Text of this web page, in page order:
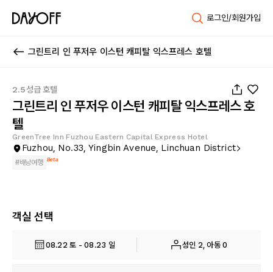
로그인/회원가입
그린트리 인 푸저우 이스턴 캐피탈 익스프레스 호텔
2.5성급 호텔
그린트리 인 푸저우 이스턴 캐피탈 익스프레스 호
텔
GreenTree Inn Fuzhou Eastern Capital Express Hotel
Fuzhou, No.33, Yingbin Avenue, Linchuan District
#배낭여행 Beta
객실 선택
08.22 토 - 08.23 일 성인 2, 아동 0